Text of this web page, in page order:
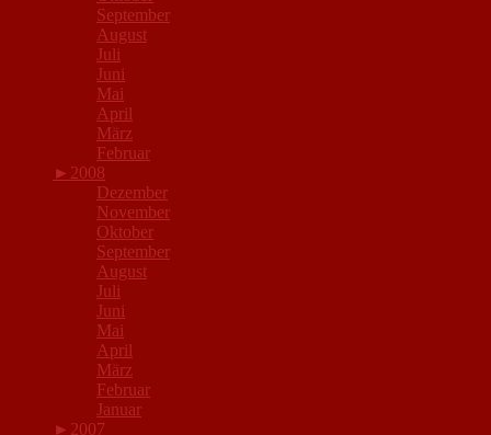
September
August
Juli
Juni
Mai
April
März
Februar
► 2008
Dezember
November
Oktober
September
August
Juli
Juni
Mai
April
März
Februar
Januar
► 2007